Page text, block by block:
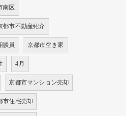
南区
都市不動産紹介
談員 京都市空き家
4月
京都市マンション売却
市住宅売却